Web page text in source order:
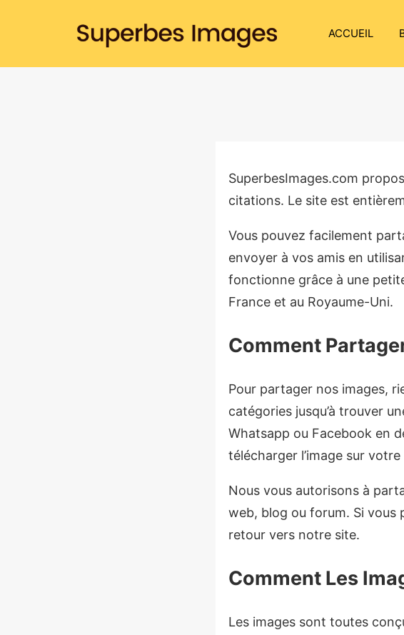
ACCUEIL
SuperbesImages.com
citations. Le site est
Vous pouvez facilement
envoyer à vos amis en
fonctionne grâce à une
France et au Royaume-Uni.
Comment
Pour partager nos images,
catégories jusqu’à trouver
Whatsapp ou Facebook en
télécharger l’image sur
Nous vous autorisons à
web, blog ou forum. Si vous
retour vers notre site.
Comment Les
Les images sont toutes